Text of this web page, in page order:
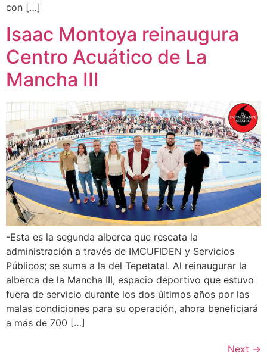
con […]
Isaac Montoya reinaugura
Centro Acuático de La
Mancha III
-Esta es la segunda alberca que rescata la
administración a través de IMCUFIDEN y Servicios
Públicos; se suma a la del Tepetatal. Al reinaugurar la
alberca de la Mancha III, espacio deportivo que estuvo
fuera de servicio durante los dos últimos años por las
malas condiciones para su operación, ahora beneficiará
a más de 700 […]
Next →